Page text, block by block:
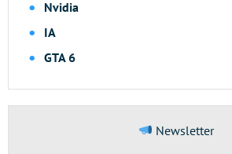
Nvidia
IA
GTA 6
Newsletter